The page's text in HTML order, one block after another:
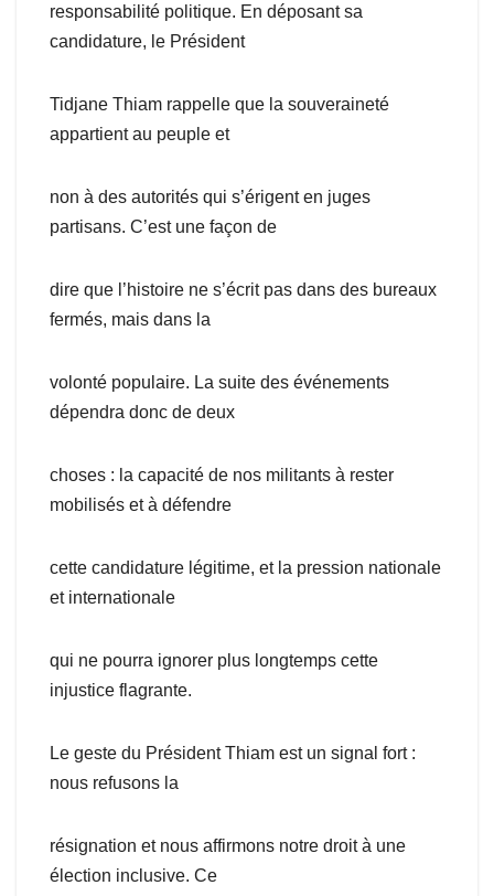
responsabilité politique. En déposant sa
candidature, le Président
Tidjane Thiam rappelle que la souveraineté
appartient au peuple et
non à des autorités qui s’érigent en juges
partisans. C’est une façon de
dire que l’histoire ne s’écrit pas dans des bureaux
fermés, mais dans la
volonté populaire. La suite des événements
dépendra donc de deux
choses : la capacité de nos militants à rester
mobilisés et à défendre
cette candidature légitime, et la pression nationale
et internationale
qui ne pourra ignorer plus longtemps cette
injustice flagrante.
Le geste du Président Thiam est un signal fort :
nous refusons la
résignation et nous affirmons notre droit à une
élection inclusive. Ce